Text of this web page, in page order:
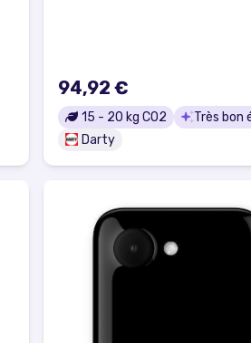
94,92 €
15 - 20 kg CO2
Très bon
Darty